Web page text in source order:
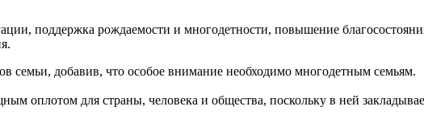
поддержка рождаемости и многодетности, повышение
семьи, добавив, что особое внимание необходимо многодетным семьям.
оплотом для страны, человека и общества, поскольку в ней